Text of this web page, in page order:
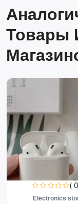
Товары
(
Electronics